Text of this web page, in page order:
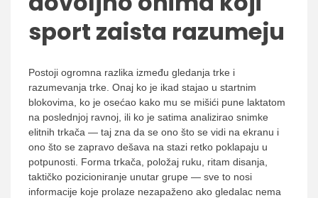
sport zaista razumeju
Postoji ogromna razlika između gledanja trke i
razumevanja trke. Onaj ko je ikad stajao u startnim
blokovima, ko je osećao kako mu se mišići pune laktatom
na poslednjoj ravnoj, ili ko je satima analizirao snimke
elitnih trkača — taj zna da se ono što se vidi na ekranu i
ono što se zapravo dešava na stazi retko poklapaju u
potpunosti. Forma trkača, položaj ruku, ritam disanja,
taktičko pozicioniranje unutar grupe — sve to nosi
informacije koje prolaze nezapaženo ako gledalac nema